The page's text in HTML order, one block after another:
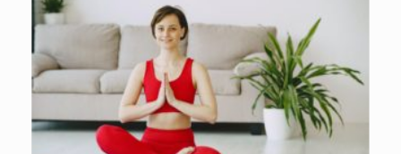
Warning
: Undefined array key 0 in
/home/cdm/ciel-de-
marie.co.jp/public_html/ayurveda/wp-
content/themes/cieldemarie-
ayurveda/single-column.php
on
line
42
: Attempt to read property
"cat_name" on null in
/home/cdm/ciel-de-
marie.co.jp/public_html/ayurveda/wp-
content/themes/cieldemarie-
ayurveda/single-column.phpon
42